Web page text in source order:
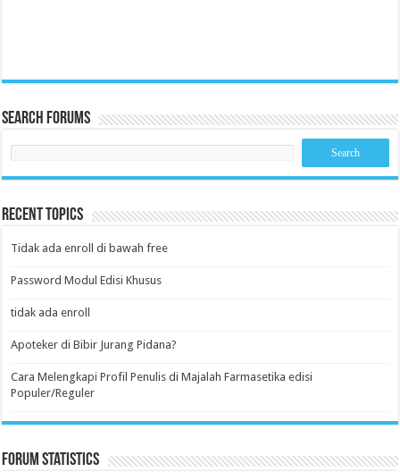
Search Forums
Recent Topics
Tidak ada enroll di bawah free
Password Modul Edisi Khusus
tidak ada enroll
Apoteker di Bibir Jurang Pidana?
Cara Melengkapi Profil Penulis di Majalah Farmasetika edisi
Populer/Reguler
Forum Statistics